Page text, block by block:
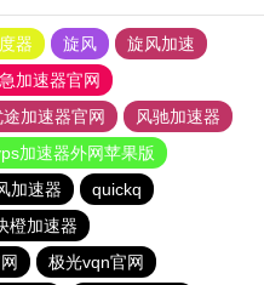
器 旋风
旋风加速
加速器官网
途加速器官网
风驰加速器
加速器外网苹果版
加速器
quickq
橙加速器
极光vqn官网